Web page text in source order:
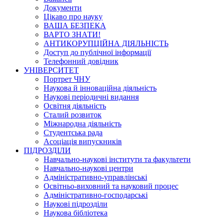
Документи
Цікаво про науку
ВАША БЕЗПЕКА
ВАРТО ЗНАТИ!
АНТИКОРУПЦІЙНА ДІЯЛЬНІСТЬ
Доступ до публічної інформації
Телефонний довідник
УНІВЕРСИТЕТ
Портрет ЧНУ
Наукова й інноваційна діяльність
Наукові періодичні видання
Освітня діяльність
Сталий розвиток
Міжнародна діяльність
Студентська рада
Асоціація випускників
ПІДРОЗДІЛИ
Навчально-наукові інститути та факультети
Навчально-наукові центри
Адміністративно-управлінські
Освітньо-виховний та науковий процес
Адміністративно-господарські
Наукові підрозділи
Наукова бібліотека